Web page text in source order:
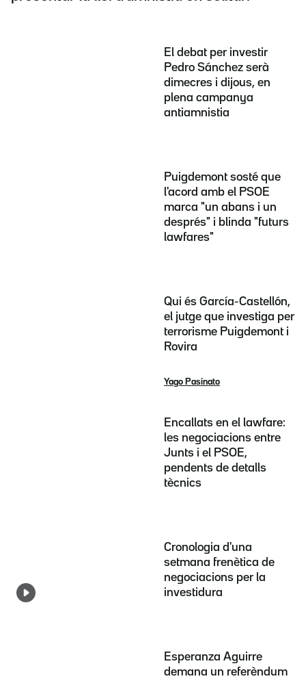
El debat per investir
Pedro Sánchez serà
dimecres i dijous, en
plena campanya
antiamnistia
Puigdemont sosté que
l'acord amb el PSOE
marca "un abans i un
després" i blinda "futurs
lawfares"
Qui és García-Castellón,
el jutge que investiga per
terrorisme Puigdemont i
Rovira
Yago Pasinato
Encallats en el lawfare:
les negociacions entre
Junts i el PSOE,
pendents de detalls
tècnics
Cronologia d'una
setmana frenètica de
negociacions per la
investidura
Esperanza Aguirre
demana un referèndum